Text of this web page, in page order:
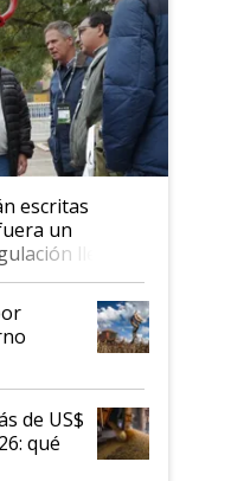
escritas
un
llegó
hasta se
al IPCVA
de US$
qué